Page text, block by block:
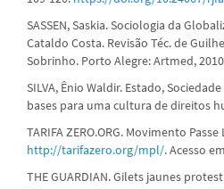
SASSEN, Saskia. Sociologia da
Cataldo Costa. Revisão Téc. de
Sobrinho. Porto Alegre: Artmed,
SILVA, Ênio Waldir. Estado,
bases para uma cultura de direitos
TARIFA ZERO.ORG. Movimento
http://tarifazero.org/mpl/. Acesso
THE GUARDIAN. Gilets jaunes